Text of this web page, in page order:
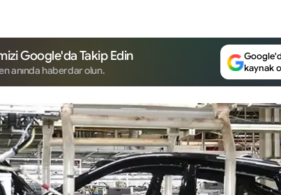
Google'da Takip Edin
anında haberdar olun.
kaynak